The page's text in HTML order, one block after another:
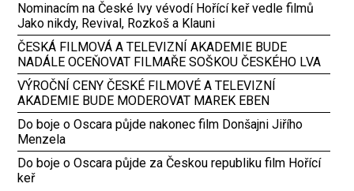
Nominacím na České lvy vévodí Hořící keř vedle filmů
Jako nikdy, Revival, Rozkoš a Klauni
ČESKÁ FILMOVÁ A TELEVIZNÍ AKADEMIE BUDE
NADÁLE OCEŇOVAT FILMAŘE SOŠKOU ČESKÉHO LVA
VÝROČNÍ CENY ČESKÉ FILMOVÉ A TELEVIZNÍ
AKADEMIE BUDE MODEROVAT MAREK EBEN
Do boje o Oscara půjde nakonec film Donšajni Jiřího
Menzela
Do boje o Oscara půjde za Českou republiku film Hořící
keř